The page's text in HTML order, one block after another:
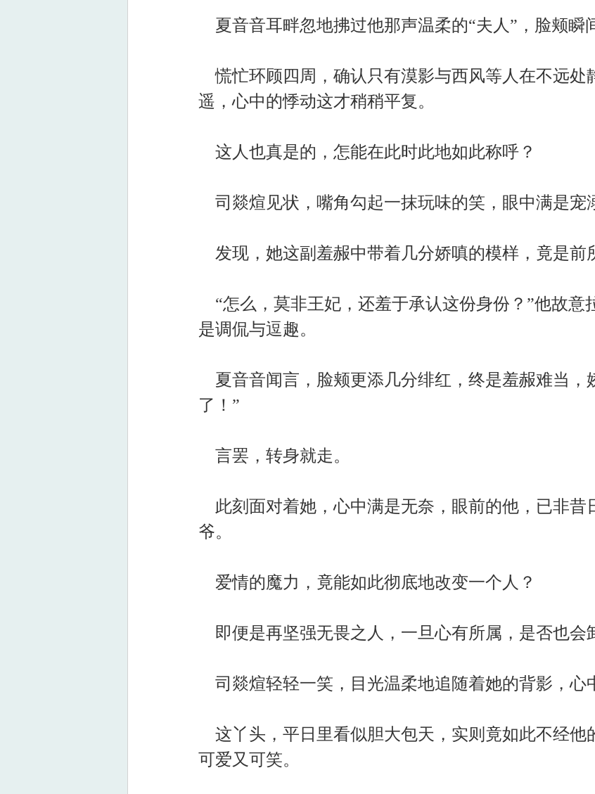
夏音音耳畔忽地拂过他那声温柔的“夫人”，脸颊瞬
慌忙环顾四周，确认只有漠影与西风等人在不远处
遥，心中的悸动这才稍稍平复。
这人也真是的，怎能在此时此地如此称呼？
司燚煊见状，嘴角勾起一抹玩味的笑，眼中满是宠
发现，她这副羞赧中带着几分娇嗔的模样，竟是前
“怎么，莫非王妃，还羞于承认这份身份？”他故意
是调侃与逗趣。
夏音音闻言，脸颊更添几分绯红，终是羞赧难当，
了！”
言罢，转身就走。
此刻面对着她，心中满是无奈，眼前的他，已非昔
爷。
爱情的魔力，竟能如此彻底地改变一个人？
即便是再坚强无畏之人，一旦心有所属，是否也会
司燚煊轻轻一笑，目光温柔地追随着她的背影，心
这丫头，平日里看似胆大包天，实则竟如此不经他
可爱又可笑。